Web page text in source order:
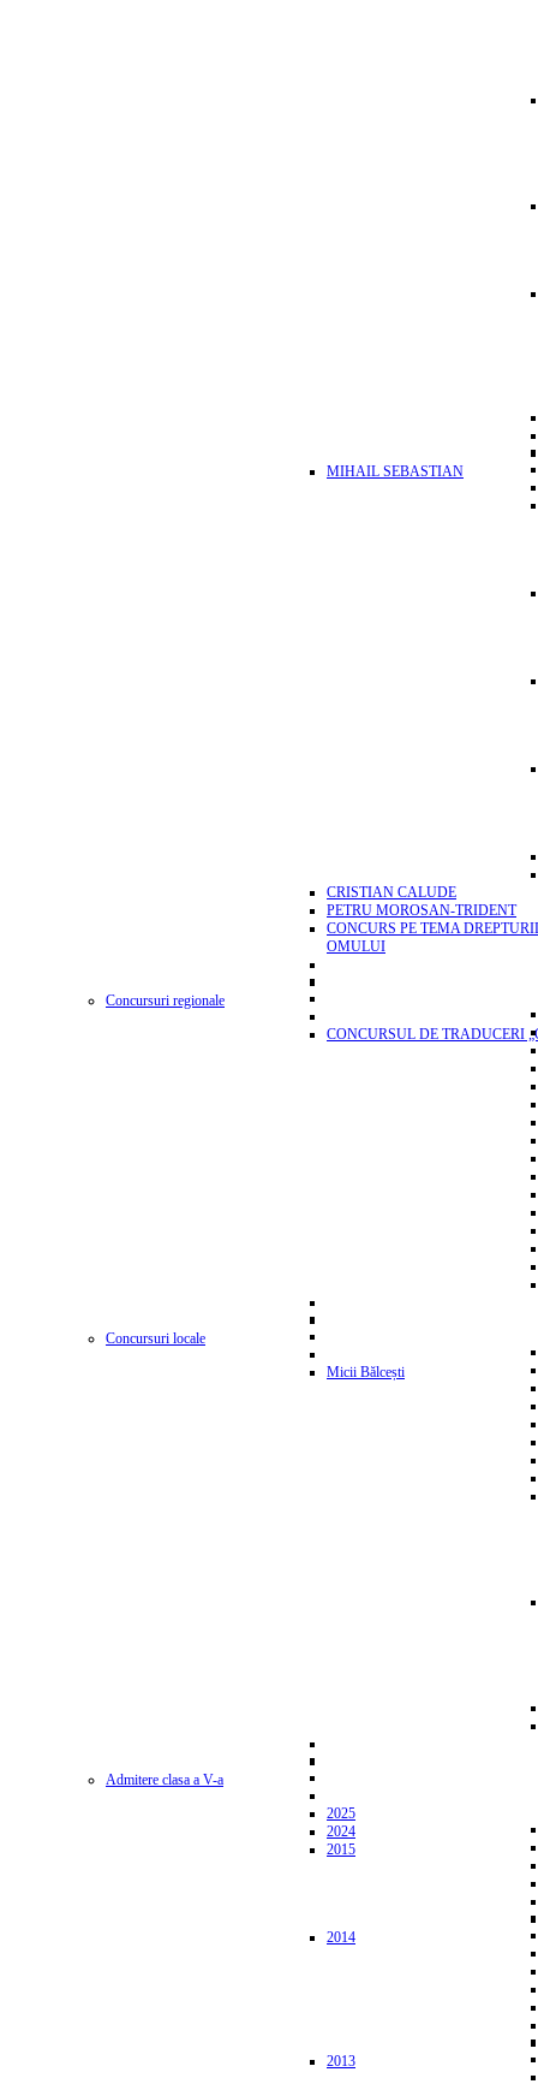
MIHAIL SEBASTIAN
CRISTIAN CALUDE
PETRU MOROSAN-TRIDENT
CONCURS PE TEMA
OMULUI
Concursuri regionale
CONCURSUL DE TRADUCERI
Concursuri locale
Micii Bălcești
Admitere clasa a V-a
2025
2024
2015
2014
2013